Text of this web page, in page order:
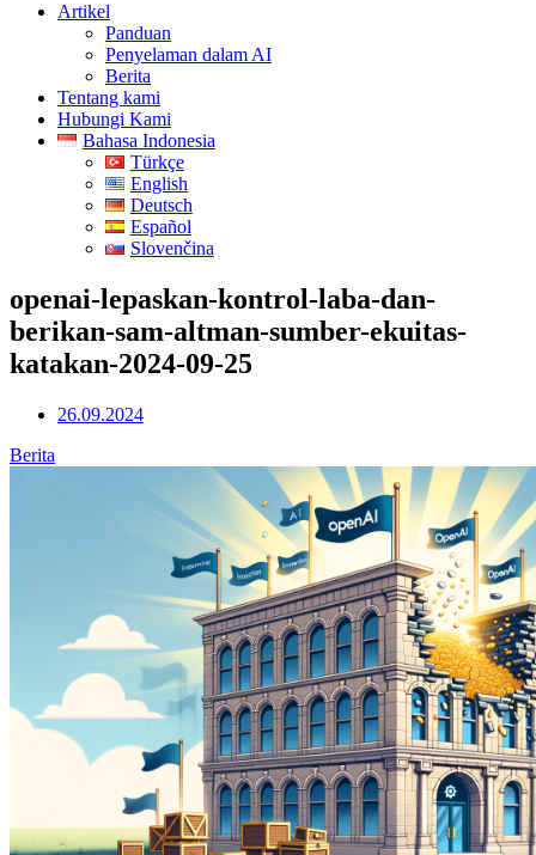
Artikel
Panduan
Penyelaman dalam AI
Berita
Tentang kami
Hubungi Kami
Bahasa Indonesia
Türkçe
English
Deutsch
Español
Slovenčina
openai-lepaskan-kontrol-laba-dan-
berikan-sam-altman-sumber-ekuitas-
katakan-2024-09-25
26.09.2024
Berita